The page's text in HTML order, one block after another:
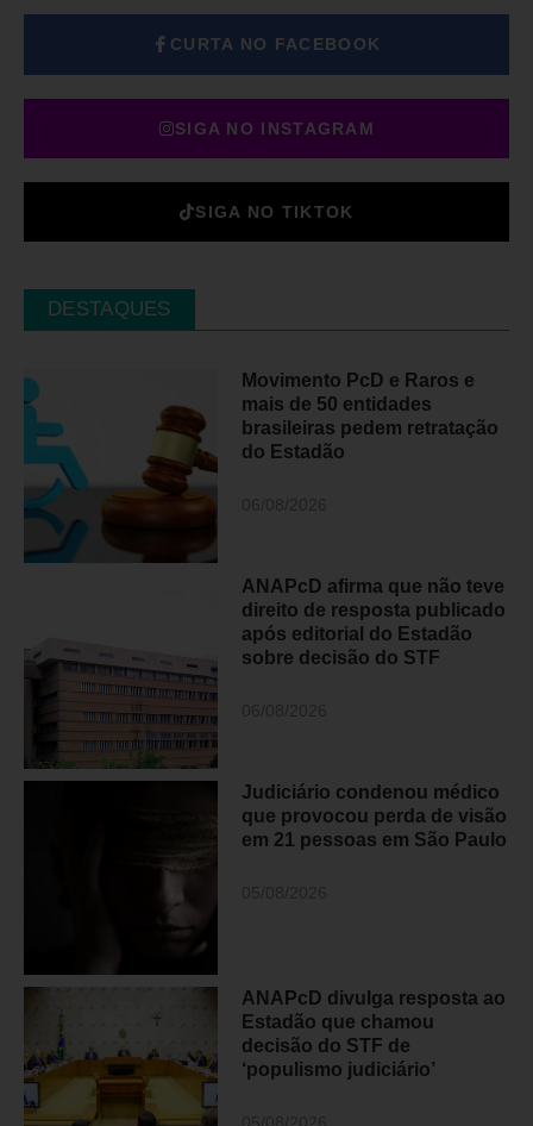
CURTA NO FACEBOOK
SIGA NO INSTAGRAM
SIGA NO TIKTOK
DESTAQUES
Movimento PcD e Raros e
mais de 50 entidades
brasileiras pedem retratação
do Estadão
ANAPcD afirma que não teve
direito de resposta publicado
após editorial do Estadão
sobre decisão do STF
Judiciário condenou médico
que provocou perda de visão
em 21 pessoas em São Paulo
ANAPcD divulga resposta ao
Estadão que chamou
decisão do STF de
‘populismo judiciário’